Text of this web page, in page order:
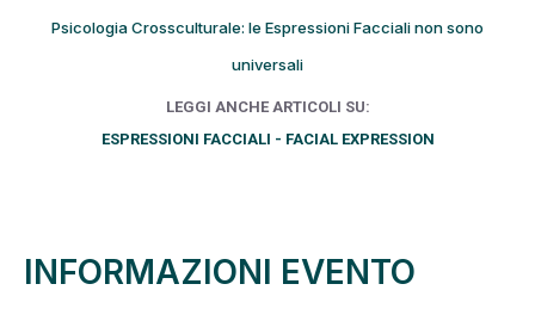
Psicologia Crossculturale: le Espressioni Facciali non sono
universali
LEGGI ANCHE ARTICOLI SU:
ESPRESSIONI FACCIALI - FACIAL EXPRESSION
INFORMAZIONI EVENTO